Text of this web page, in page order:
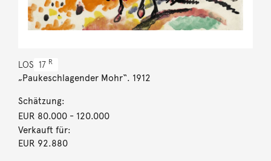
LOS 17 R
„Paukeschlagender Mohr“. 1912
Schätzung:
EUR 80.000- 120.000
Verkauft für:
EUR 92.880